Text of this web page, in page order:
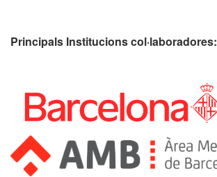
Principals Institucionscol·laboradores: